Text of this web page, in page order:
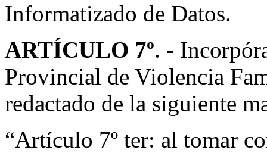
Informatizado de Datos.
ARTÍCULO 7º. -
Provincial de Violencia
redactado de la siguiente
“Artículo 7º ter: al tomar